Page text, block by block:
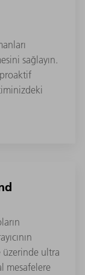
sağlayın.
üzerinde ultra
mesafelere